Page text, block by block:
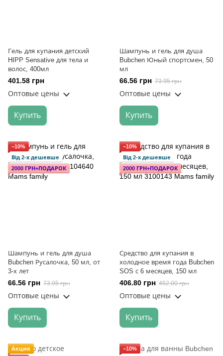
Гель для купания детский
HIPP Sensative для тела и
волос, 400мл
401.58 грн
Оптовые цены
Купить
Шампунь и гель для душа
Bubchen Юный спортсмен, 50
мл
66.56 грн 73.95 грн
Оптовые цены
Купить
−10%
Від 2-х дешевше
2000 ГРН+ПОДАРОК
Шампунь и гель для душа
Bubchen Русалочка, 50 мл, от
3-х лет
66.56 грн 73.95 грн
Оптовые цены
Купить
−10%
Від 2-х дешевше
2000 ГРН+ПОДАРОК
Средство для купания в
холодное время года Bubchen
SOS с 6 месяцев, 150 мл
406.80 грн 452.00 грн
Оптовые цены
Купить
Акция
−10%